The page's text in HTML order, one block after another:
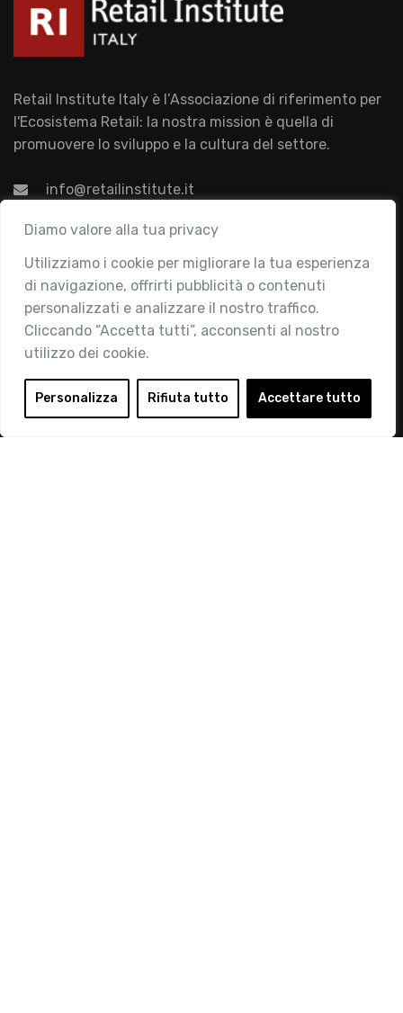
Diamo valore alla tua privacy
Utilizziamo i cookie per migliorare la tua esperienza
di navigazione, offrirti pubblicità o contenuti
personalizzati e analizzare il nostro traffico.
Cliccando “Accetta tutti”, acconsenti al nostro
utilizzo dei cookie.
Personalizza Rifiuta tutto Accettare tutto
Retail Institute Italy è l’Associazione di riferimento per
l'Ecosistema Retail: la nostra mission è quella di
promuovere lo sviluppo e la cultura del settore.
info@retailinstitute.it
Associazione
Chi siamo
Attività
Contatti
Area Riservata
Login
Diventa Socio